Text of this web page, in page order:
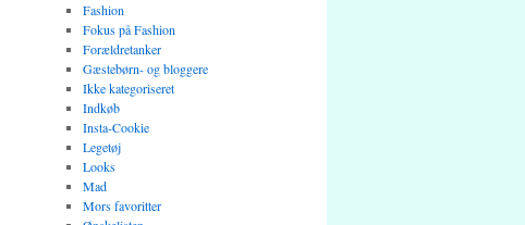
Fashion
Fokus på Fashion
Forældretanker
Gæstebørn- og bloggere
Ikke kategoriseret
Indkøb
Insta-Cookie
Legetøj
Looks
Mad
Mors favoritter